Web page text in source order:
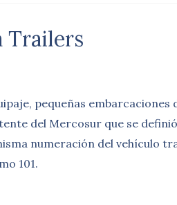
Trailers
pequeñas embarcaciones
del Mercosur que se
numeración del vehículo
101.